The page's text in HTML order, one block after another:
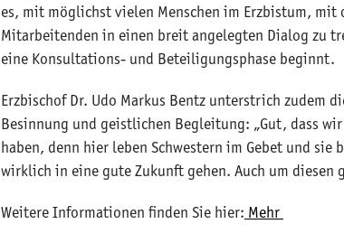
es, mit möglichst vielen Menschen im Erzbistum,
Mitarbeitenden in einen breit angelegten Dialog zu
eine Konsultations- und Beteiligungsphase beginnt.
Erzbischof Dr. Udo Markus Bentz unterstrich zudem
Besinnung und geistlichen Begleitung: „Gut, dass
haben, denn hier leben Schwestern im Gebet und
wirklich in eine gute Zukunft gehen. Auch um diesen
Weitere Informationen finden Sie hier: Mehr